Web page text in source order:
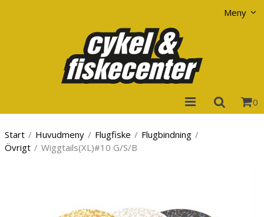
Meny
0
Start / Huvudmeny / Flugfiske / Flugbindning /
Övrigt / Wiggtails(XL)#10 G/S/B